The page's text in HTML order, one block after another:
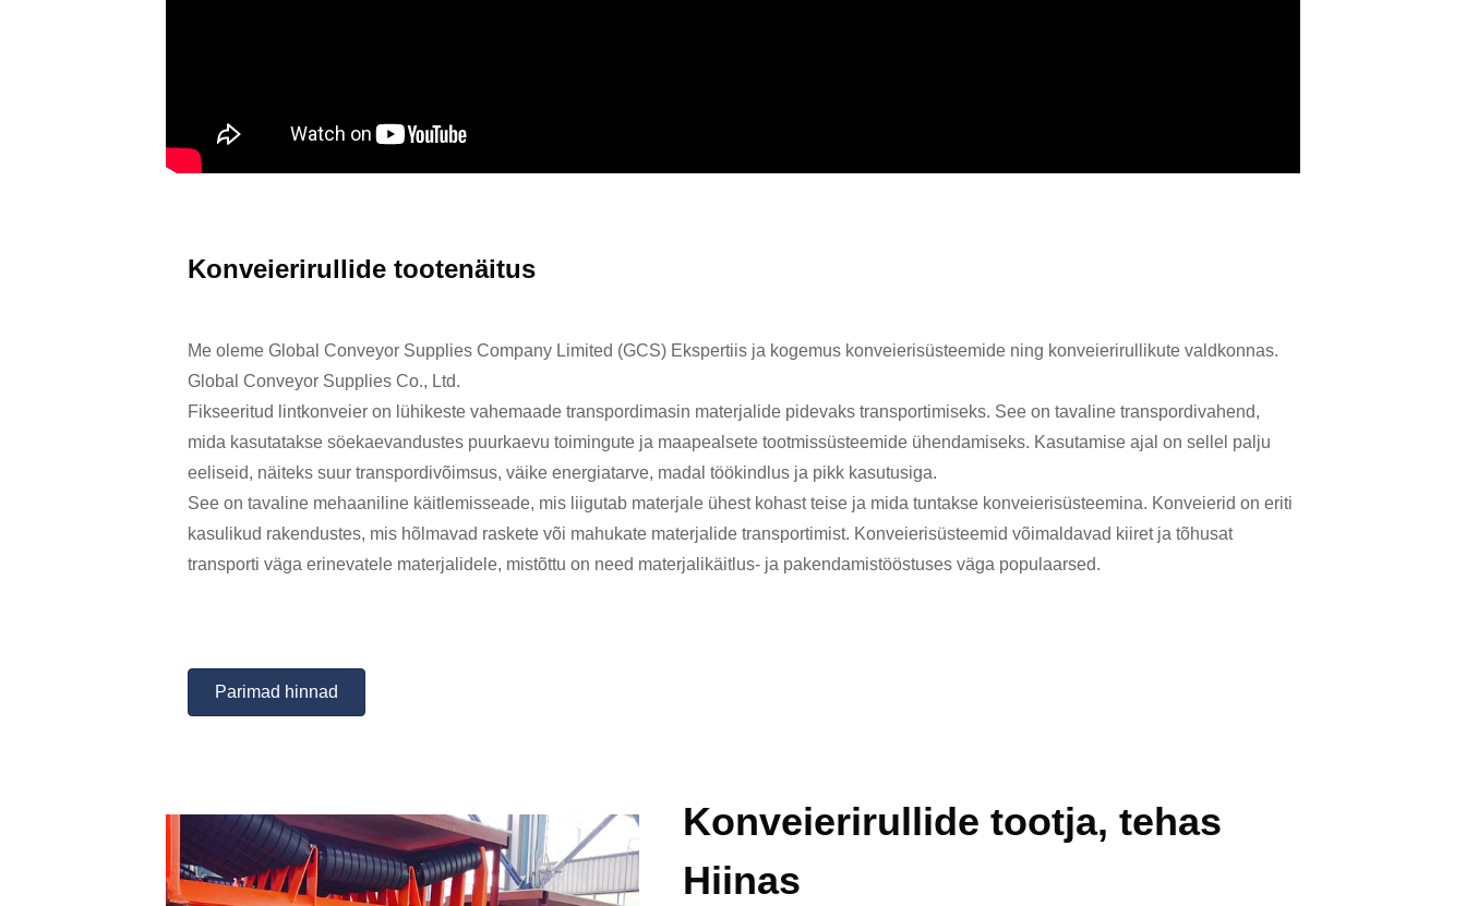
Konveierirullide tootenäitus
Me oleme Global Conveyor Supplies Company Limited (GCS) Ekspertiis ja kogemus konveierisüsteemide ning konveierirullikute valdkonnas.
Global Conveyor Supplies Co., Ltd.
Fikseeritud lintkonveier on lühikeste vahemaade transpordimasin materjalide pidevaks transportimiseks. See on tavaline transpordivahend,
mida kasutatakse söekaevandustes puurkaevu toimingute ja maapealsete tootmissüsteemide ühendamiseks. Kasutamise ajal on sellel palju
eeliseid, näiteks suur transpordivõimsus, väike energiatarve, madal töökindlus ja pikk kasutusiga.
See on tavaline mehaaniline käitlemisseade, mis liigutab materjale ühest kohast teise ja mida tuntakse konveierisüsteemina. Konveierid on eriti
kasulikud rakendustes, mis hõlmavad raskete või mahukate materjalide transportimist. Konveierisüsteemid võimaldavad kiiret ja tõhusat
transporti väga erinevatele materjalidele, mistõttu on need materjalikäitlus- ja pakendamistööstuses väga populaarsed.
Parimad hinnad
Konveierirullide tootja, tehas
Hiinas